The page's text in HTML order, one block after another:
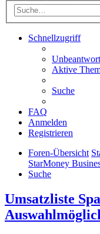
Schnellzugriff
Aktive
Suche
FAQ
Anmelden
Registrieren
Foren-Übersicht
StarMoney
Suche
Umsatzliste